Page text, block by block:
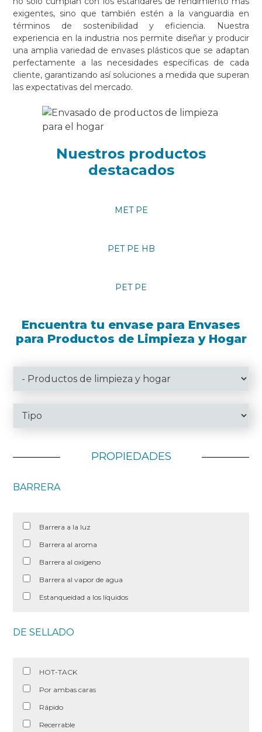
exigentes, sino que también estén a la vanguardia en
términos de sostenibilidad y eficiencia. Nuestra
experiencia en la industria nos permite diseñar y producir
una amplia variedad de envases plásticos que se adaptan
perfectamente a las necesidades específicas de cada
cliente, garantizando así soluciones a medida que superan
las expectativas del mercado.
Nuestros productos
destacados
MET PE
PET PE HB
PET PE
Encuentra tu envase para Envases
para Productos de Limpieza y Hogar
PROPIEDADES
BARRERA
Barrera a la luz
Barrera al aroma
Barrera al oxígeno
Barrera al vapor de agua
Estanqueidad a los líquidos
DE SELLADO
HOT-TACK
Por ambas caras
Rápido
Recerrable